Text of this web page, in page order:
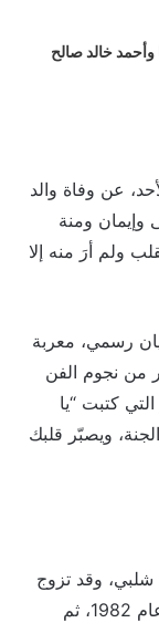
خالد صالح
عن وفاة والد
ومنة
ولم أرَ منه إلا
رسمي، معربة
من نجوم الفن
كتبت “يا
ويصبّر قلبك
شلبي، وقد تزوج
من والدتها زيزي مصطفى، وأنجب منها منة عام 1982، ثم